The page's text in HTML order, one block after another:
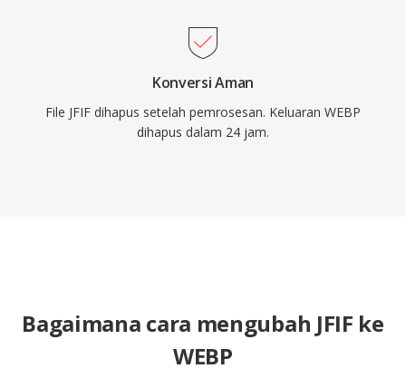
Konversi Aman
File JFIF dihapus setelah pemrosesan. Keluaran WEBP
dihapus dalam 24 jam.
Bagaimana cara mengubah JFIF ke
WEBP